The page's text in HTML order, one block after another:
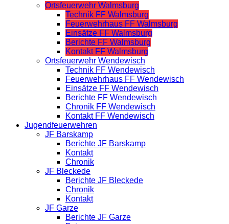
Ortsfeuerwehr Walmsburg
Technik FF Walmsburg
Feuerwehrhaus FF Walmsburg
Einsätze FF Walmsburg
Berichte FF Walmsburg
Kontakt FF Walmsburg
Ortsfeuerwehr Wendewisch
Technik FF Wendewisch
Feuerwehrhaus FF Wendewisch
Einsätze FF Wendewisch
Berichte FF Wendewisch
Chronik FF Wendewisch
Kontakt FF Wendewisch
Jugendfeuerwehren
JF Barskamp
Berichte JF Barskamp
Kontakt
Chronik
JF Bleckede
Berichte JF Bleckede
Chronik
Kontakt
JF Garze
Berichte JF Garze